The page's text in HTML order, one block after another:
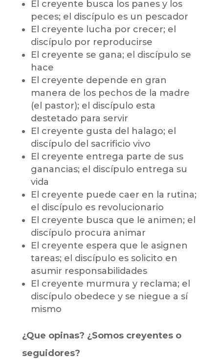
El creyente busca los panes y los
peces; el discípulo es un pescador
El creyente lucha por crecer; el
discípulo por reproducirse
El creyente se gana; el discípulo se
hace
El creyente depende en gran
manera de los pechos de la madre
(el pastor); el discípulo esta
destetado para servir
El creyente gusta del halago; el
discípulo del sacrificio vivo
El creyente entrega parte de sus
ganancias; el discípulo entrega su
vida
El creyente puede caer en la rutina;
el discípulo es revolucionario
El creyente busca que le animen; el
discípulo procura animar
El creyente espera que le asignen
tareas; el discípulo es solicito en
asumir responsabilidades
El creyente murmura y reclama; el
discípulo obedece y se niegue a sí
mismo
¿Que opinas? ¿Somos creyentes o
seguidores?